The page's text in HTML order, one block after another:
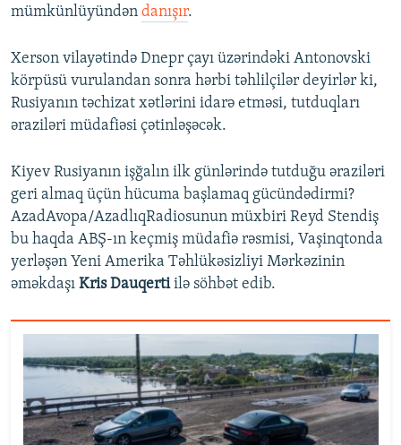
mümkünlüyündən danışır.
Xerson vilayətində Dnepr çayı üzərindəki Antonovski
körpüsü vurulandan sonra hərbi təhlilçilər deyirlər ki,
Rusiyanın təchizat xətlərini idarə etməsi, tutduqları
əraziləri müdafiəsi çətinləşəcək.
Kiyev Rusiyanın işğalın ilk günlərində tutduğu əraziləri
geri almaq üçün hücuma başlamaq gücündədirmi?
AzadAvopa/AzadlıqRadiosunun müxbiri Reyd Stendiş
bu haqda ABŞ-ın keçmiş müdafiə rəsmisi, Vaşinqtonda
yerləşən Yeni Amerika Təhlükəsizliyi Mərkəzinin
əməkdaşı Kris Dauqertiilə söhbət edib.